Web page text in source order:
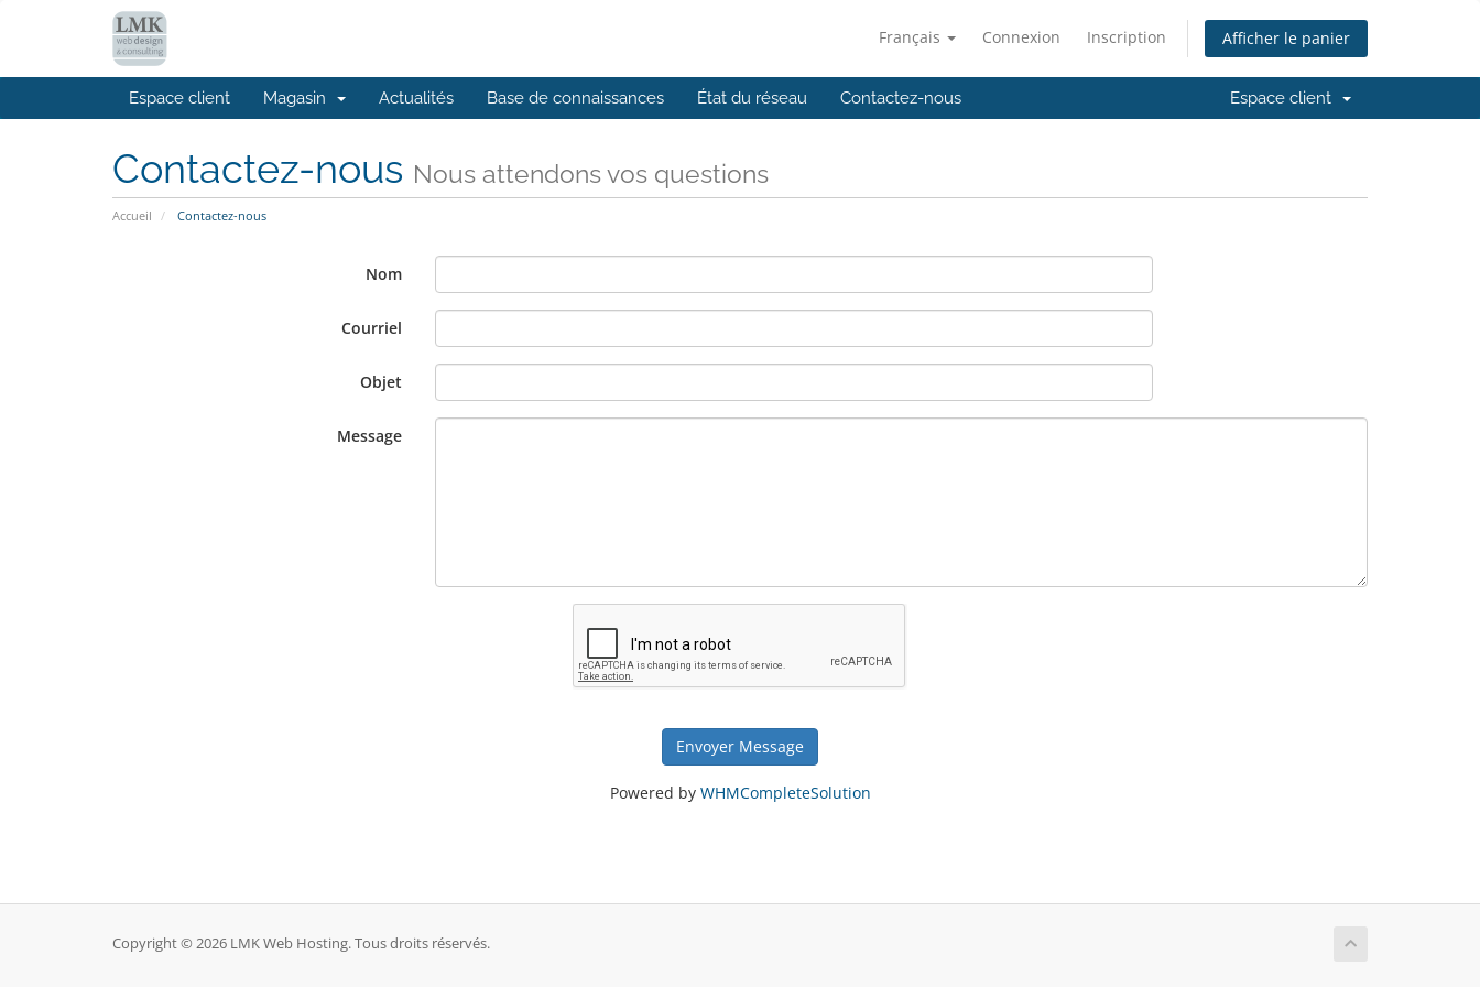
Français Connexion Inscription Afficher le panier
Espace client Magasin Actualités Base de connaissances État du réseau Contactez-nous Espace client
Contactez-nous Nous attendons vos questions
Accueil Contactez-nous
Nom
Courriel
Objet
Message
Envoyer Message
Powered by WHMCompleteSolution
Copyright © 2026 LMK Web Hosting. Tous droits réservés.